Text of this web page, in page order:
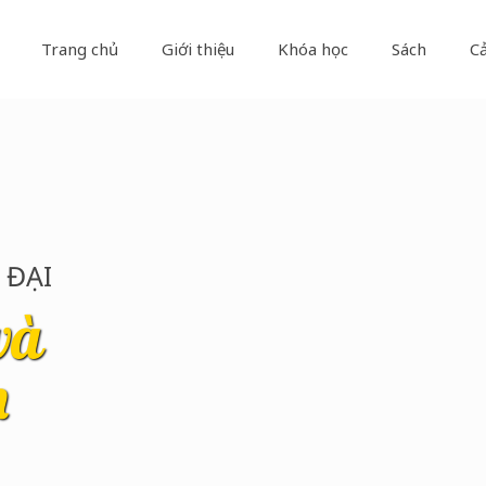
Trang chủ Giới thiệu Khóa học Sách
ĐẠI